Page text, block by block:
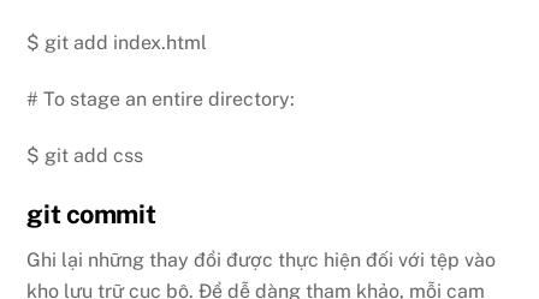
$ git add index.html
# To stage an entire directory:
$ git add css
git commit
Ghi lại những thay đổi được thực hiện đối với tệp vào
kho lưu trữ cục bộ. Để dễ dàng tham khảo, mỗi cam